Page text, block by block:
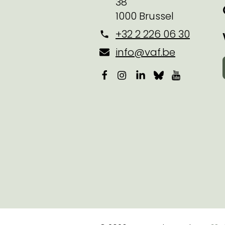
1000 Brussel
+32 2 226 06 30
info@vaf.be
Facebook
Instagram
LinkedIn
BlueskyYouTube